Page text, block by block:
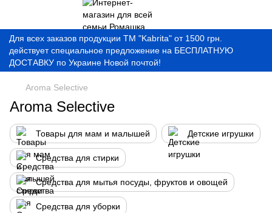
Для всех заказов продукции ТМ "Kabrita" от 1500 грн.
действует специальное предложение на БЕСПЛАТНУЮ
ДОСТАВКУ по Украине Новой почтой!
Aroma Selective
Aroma Selective
Товары для мам и малышей Детские игрушки
Средства для стирки
Средства для мытья посуды, фруктов и овощей
Средства для уборки